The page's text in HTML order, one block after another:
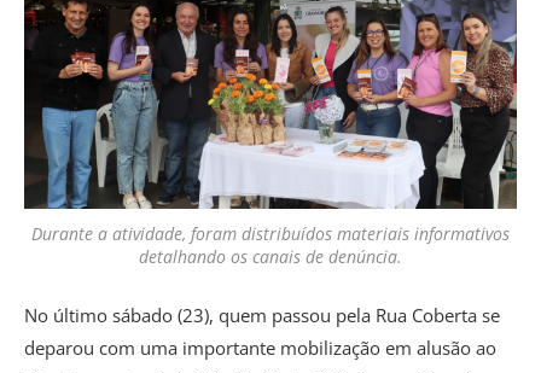
Durante a atividade, foram distribuídos materiais informativos
detalhando os canais de denúncia.
No último sábado (23), quem passou pela Rua Coberta se
deparou com uma importante mobilização em alusão ao